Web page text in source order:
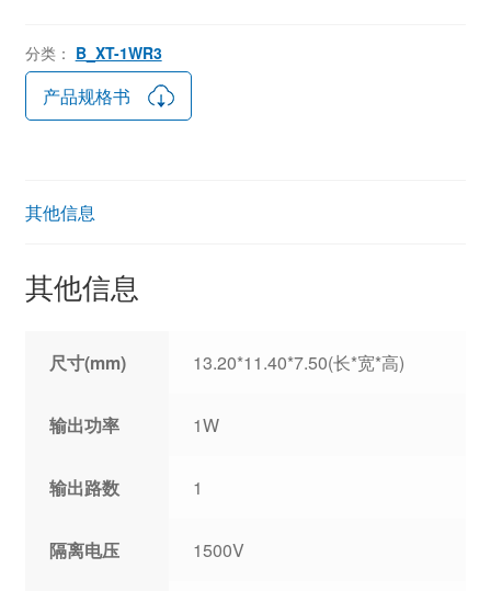
分类： B_XT-1WR3
产品规格书
其他信息
其他信息
尺寸(mm) 13.20*11.40*7.50(长*宽*高)
输出功率 1W
输出路数 1
隔离电压 1500V